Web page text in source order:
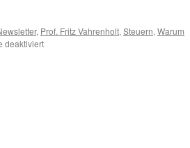
, Prof. Fritz Vahrenholt, Steuern, Warum
deaktiviertfür